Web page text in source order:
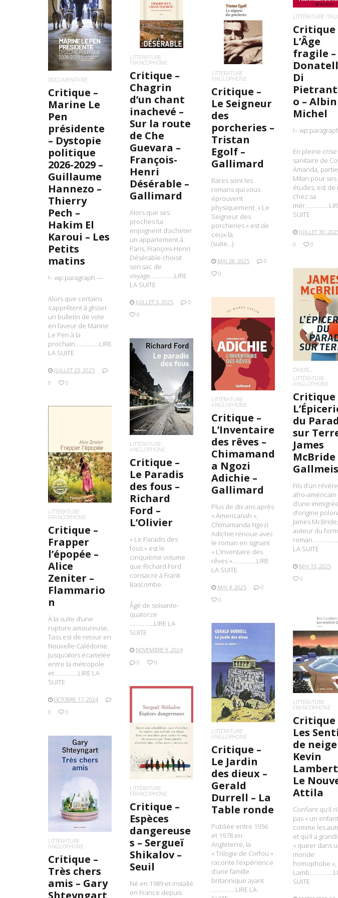
LITTÉRATURE
Critique
L’Âge
fragile –
Di
o – Albin
Michel
!–
En pleine crise
sanitaire de
Amanda,
Milan pour ses
études, est
chez sa
SUITE
JUILLET 30,
0
0
LIRE LA SUITE
DOCUMENTAIRE
Critique –
Marine Le
Pen
présidente
– Dystopie
politique
2026-2029 –
Guillaume
Hannezo –
Thierry
Pech –
Hakim El
Karoui – Les
Petits
matins
!– wp:paragraph —
Alors que certains
s’apprêtent à glisser
un bulletin de vote
en faveur de Marine
Le Pen à la
prochain…………….LIRE
LA SUITE
JUILLET 23, 2025
0
0
LIRE LA SUITE
LITTÉRATURE
FRANCOPHONE
Critique –
Chagrin
d’un chant
inachevé –
Sur la route
de Che
Guevara –
François-
Henri
Désérable –
Gallimard
Alors que ses
proches lui
enjoignent d’acheter
un appartement à
Paris, François-Henri
Désérable choisit
son sac de
voyage…………….LIRE
LA SUITE
JUILLET 3, 2025
0
0
LIRE LA SUITE
LITTÉRATURE
ANGLOPHONE
Critique –
Le Seigneur
des
porcheries –
Tristan
Egolf –
Gallimard
Rares sont les
romans qui vous
éprouvent
physiquement. « Le
Seigneur des
porcheries » est de
ceux-là.
(suite…)
MAI 28, 2025
0
0
LIRE LA
DIVERS
LITTÉRATURE
ANGLOPHONE
Critique
du
sur
James
McBride
Fils d’un
afro-américain
d’une
d’origine
James McBride,
auteur du
roman
LA SUITE
MAI 13, 2025
0
LIRE LA SUITE
LITTÉRATURE
ANGLOPHONE
Critique –
L’Inventaire
des rêves –
Chimamand
a Ngozi
Adichie –
Gallimard
Plus de dix ans après
« Americanah »,
Chimamanda Ngozi
Adichie renoue avec
le roman en signant
« L’Inventaire des
rêves »…………….LIRE
LA SUITE
MAI 4, 2025
0
0
LIRE LA SUITE
LITTÉRATURE
ANGLOPHONE
Critique –
Le Paradis
des fous –
Richard
Ford –
L’Olivier
« Le Paradis des
fous » est le
cinquième volume
que Richard Ford
consacre à Frank
Bascombe.
Âgé de soixante-
quatorze
…………….LIRE LA
SUITE
NOVEMBRE 9, 2024
0
0
LIRE LA SUITE
LITTÉRATURE
FRANCOPHONE
Critique –
Frapper
l’épopée –
Alice
Zeniter –
Flammario
n
À la suite d’une
rupture amoureuse,
Tass est de retour en
Nouvelle-Calédonie.
Jusqu’alors écartelée
entre la métropole
et…………….LIRE LA
SUITE
OCTOBRE 17, 2024
0
0
LIRE LA
LITTÉRATURE
FRANCOPHONE
Critique
Les
de neige
Kevin
Lambert
Le
Attila
Confiant qu’il
pas « un enfant
comme les
et qu’il a grandi
« queer dans
monde
homophobe »,
SUITE
LIRE LA SUITE
LITTÉRATURE
ANGLOPHONE
Critique –
Le Jardin
des dieux –
Gerald
Durrell – La
Table ronde
Publiée entre 1956
et 1978 en
Angleterre, la
« Trilogie de Corfou »
raconte l’expérience
d’une famille
britannique ayant
…………….LIRE LA
LIRE LA SUITE
LITTÉRATURE
FRANCOPHONE
Critique –
Espèces
dangereuse
s – Sergueï
Shikalov –
Seuil
Né en 1989 et installé
en France depuis
LIRE LA SUITE
LITTÉRATURE
ANGLOPHONE
Critique –
Très chers
amis – Gary